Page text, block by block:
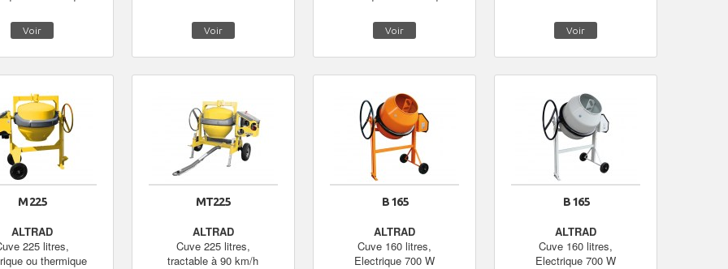
Voir Voir Voir Voir
M 225
ALTRAD
225 litres,
ou thermique
MT225
ALTRAD
Cuve 225 litres,
tractable à 90 km/h
B 165
ALTRAD
Cuve 160 litres,
Electrique 700 W
B 165
ALTRAD
Cuve 160 litres,
Electrique 700 W